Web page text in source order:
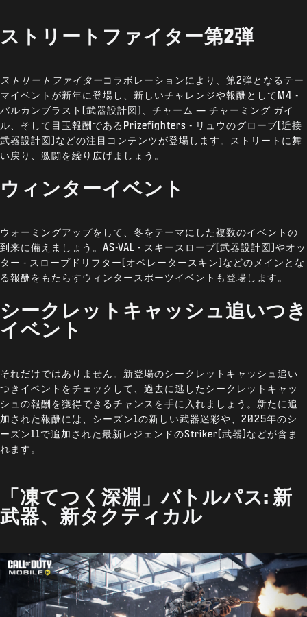
ストリートファイター第2弾
ストリートファイターコラボレーションにより、第2弾となるテー
マイベントが新年に登場し、新しいチャレンジや報酬としてM4 -
バルカンブラスト(武器設計図)、チャーム — チャーミング ガイ
ル、そして目玉報酬であるPrizefighters - リュウのグローブ(近接
武器設計図)などの注目コンテンツが登場します。ストリートに舞
い戻り、激闘を繰り広げましょう。
ウィンターイベント
ウォーミングアップをして、冬をテーマにした複数のイベントの
到来に備えましょう。AS-VAL - スキースロープ(武器設計図)やオッ
ター - スロープドリフター(オペレータースキン)などのメインとな
る報酬をもたらすウィンタースポーツイベントも登場します。
シークレットキャッシュ追いつき
イベント
それだけではありません。新登場のシークレットキャッシュ追い
つきイベントをチェックして、過去に逃したシークレットキャッ
シュの報酬を獲得できるチャンスを手に入れましょう。新たに追
加された報酬には、シーズン1の新しい武器迷彩や、2025年のシ
ーズン11で追加された最新レジェンドのStriker(武器)などが含ま
れます。
「凍てつく深淵」バトルパス: 新
武器、新タクティカル